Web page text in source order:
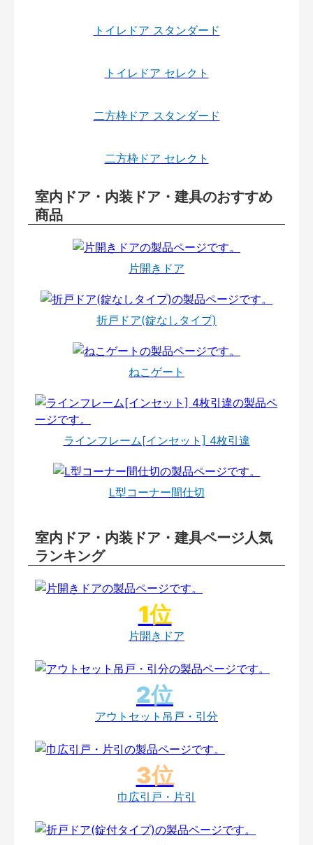
トイレドア スタンダード
トイレドア セレクト
二方枠ドア スタンダード
二方枠ドア セレクト
室内ドア・内装ドア・建具のおすすめ
商品
片開きドア
折戸ドア(錠なしタイプ)
ねこゲート
ラインフレーム[インセット] 4枚引違
L型コーナー間仕切
室内ドア・内装ドア・建具ページ人気
ランキング
片開きドア
アウトセット吊戸・引分
巾広引戸・片引